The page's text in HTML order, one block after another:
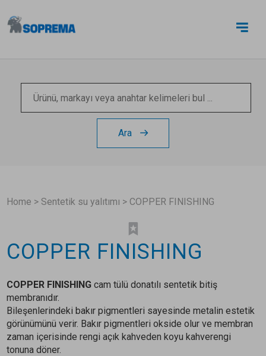
Ara
Home > Sentetik su yalıtımı > COPPER FINISHING
COPPER FINISHING
COPPER FINISHING cam tülü donatılı sentetik bitiş
membranıdır.
Bileşenlerindeki bakır pigmentleri sayesinde metalin estetik
görünümünü verir. Bakır pigmentleri okside olur ve membran
zaman içerisinde rengi açık kahveden koyu kahverengi
tonuna döner.